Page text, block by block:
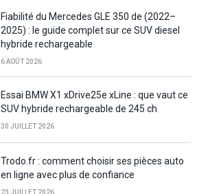
Fiabilité du Mercedes GLE 350 de (2022–
2025) : le guide complet sur ce SUV diesel
hybride rechargeable
6 AOÛT 2026
Essai BMW X1 xDrive25e xLine : que vaut ce
SUV hybride rechargeable de 245 ch
30 JUILLET 2026
Trodo.fr : comment choisir ses pièces auto
en ligne avec plus de confiance
23 JUILLET 2026